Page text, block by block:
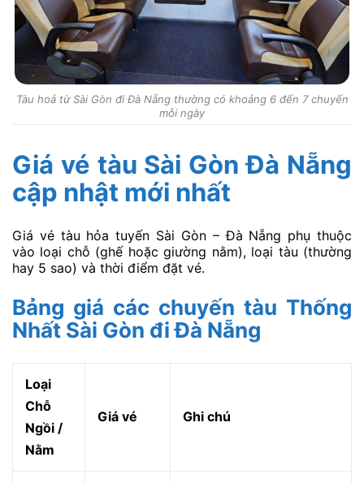
Tàu hoả từ Sài Gòn đi Đà Nẵng thường có khoảng 6 đến 7 chuyến
mỗi ngày
Giá vé tàu Sài Gòn Đà Nẵng
cập nhật mới nhất
Giá vé tàu hỏa tuyến Sài Gòn – Đà Nẵng phụ thuộc
vào loại chỗ (ghế hoặc giường nằm), loại tàu (thường
hay 5 sao) và thời điểm đặt vé.
Bảng giá các chuyến tàu Thống
Nhất Sài Gòn đi Đà Nẵng
Loại
Chỗ
Ngồi /
Nằm
Giá vé Ghi chú